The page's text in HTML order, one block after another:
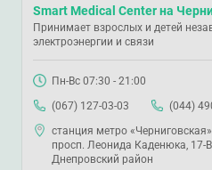
Smart Medical Center на
Принимает взрослых и детей
электроэнергии и связи
Пн-Вс 07:30 - 21:00
(067) 127-03-03
(044)
станция метро «Черниговская»
просп. Леонида Каденюка, 17-В
Днепровский район